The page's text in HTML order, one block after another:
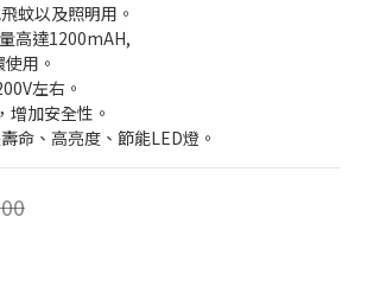
蚊以及照明用。
高達1200mAH,
用。
左右。
增加安全性。
命、高亮度、節能LED燈。